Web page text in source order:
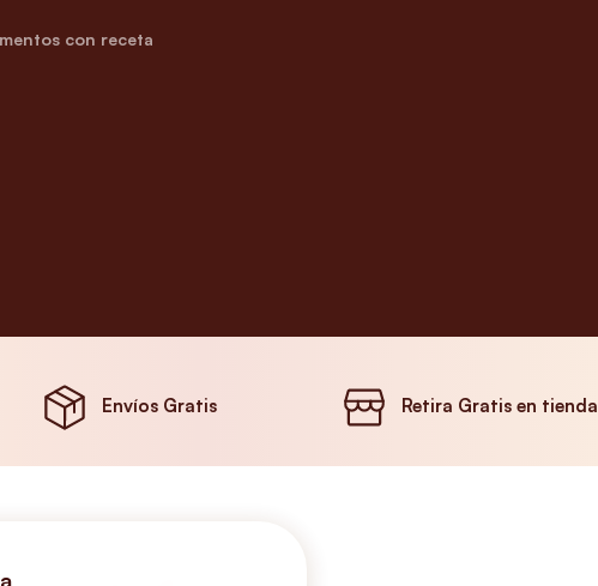
con receta
Envíos Gratis Retira Gratis en tienda